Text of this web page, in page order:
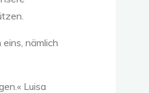
nämlich
Luisa